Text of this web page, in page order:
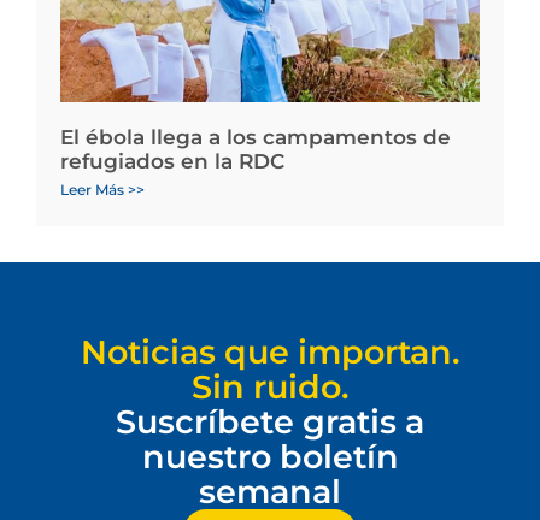
El ébola llega a los campamentos de
refugiados en la RDC
Leer Más >>
Noticias que importan.
Sin ruido.
Suscríbete gratis a
nuestro boletín
semanal